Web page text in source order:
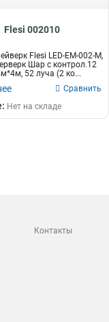
Flesi 002010
Flesi LED-EM-002-М,
Шар с контрол.12
52 луча (2 ко...
Сравнить
Нет на складе
Контакты